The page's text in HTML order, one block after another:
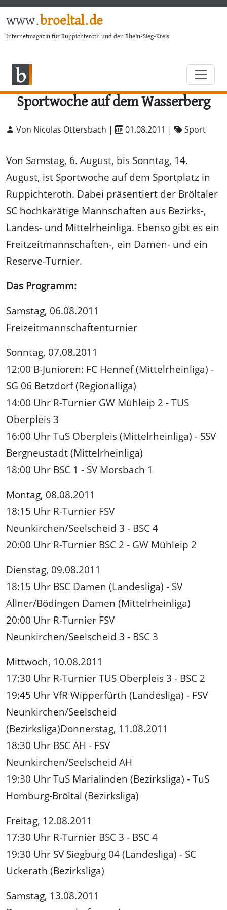
www.broeltal.de
Internetmagazin für Ruppichteroth und den Rhein-Sieg-Kreis
Sportwoche auf dem Wasserberg
Von Nicolas Ottersbach | 01.08.2011 | Sport
Von Samstag, 6. August, bis Sonntag, 14.
August, ist Sportwoche auf dem Sportplatz in
Ruppichteroth. Dabei präsentiert der Bröltaler
SC hochkarätige Mannschaften aus Bezirks-,
Landes- und Mittelrheinliga. Ebenso gibt es ein
Freitzeitmannschaften-, ein Damen- und ein
Reserve-Turnier.
Das Programm:
Samstag, 06.08.2011
Freizeitmannschaftenturnier
Sonntag, 07.08.2011
12:00 B-Junioren: FC Hennef (Mittelrheinliga) -
SG 06 Betzdorf (Regionalliga)
14:00 Uhr R-Turnier GW Mühleip 2 - TUS
Oberpleis 3
16:00 Uhr TuS Oberpleis (Mittelrheinliga) - SSV
Bergneustadt (Mittelrheinliga)
18:00 Uhr BSC 1 - SV Morsbach 1
Montag, 08.08.2011
18:15 Uhr R-Turnier FSV
Neunkirchen/Seelscheid 3 - BSC 4
20:00 Uhr R-Turnier BSC 2 - GW Mühleip 2
Dienstag, 09.08.2011
18:15 Uhr BSC Damen (Landesliga) - SV
Allner/Bödingen Damen (Mittelrheinliga)
20:00 Uhr R-Turnier FSV
Neunkirchen/Seelscheid 3 - BSC 3
Mittwoch, 10.08.2011
17:30 Uhr R-Turnier TUS Oberpleis 3 - BSC 2
19:45 Uhr VfR Wipperfürth (Landesliga) - FSV
Neunkirchen/Seelscheid
(Bezirksliga)Donnerstag, 11.08.2011
18:30 Uhr BSC AH - FSV
Neunkirchen/Seelscheid AH
19:30 Uhr TuS Marialinden (Bezirksliga) - TuS
Homburg-Bröltal (Bezirksliga)
Freitag, 12.08.2011
17:30 Uhr R-Turnier BSC 3 - BSC 4
19:30 Uhr SV Siegburg 04 (Landesliga) - SC
Uckerath (Bezirksliga)
Samstag, 13.08.2011